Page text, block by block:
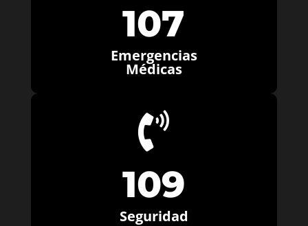
107
Emergencias
Médicas

109
Seguridad